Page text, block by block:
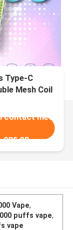
Type-C
Mesh Coil
contact met
ons op
Vape,
puffs vape,
vape